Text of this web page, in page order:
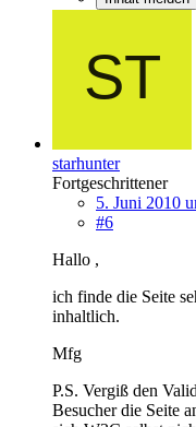
starhunter
Fortgeschrittener
5. Juni 2010
#6
Hallo ,
ich finde die Seite
inhaltlich.
Mfg
P.S. Vergiß den
Besucher die Seite